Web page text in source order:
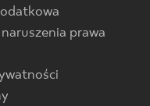
prawa